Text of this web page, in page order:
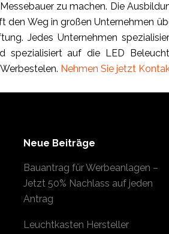
zu machen. Die
Weg in großen Unternehmen
Jedes Unternehmen
spezialisiert auf die LED
Nehmen Sie jetzt
Neue Beiträge
Bauantrag für Werbeanlagen –
Jetzt 50% Nachlass auf jeden
Antrag
Leuchtkasten Hersteller